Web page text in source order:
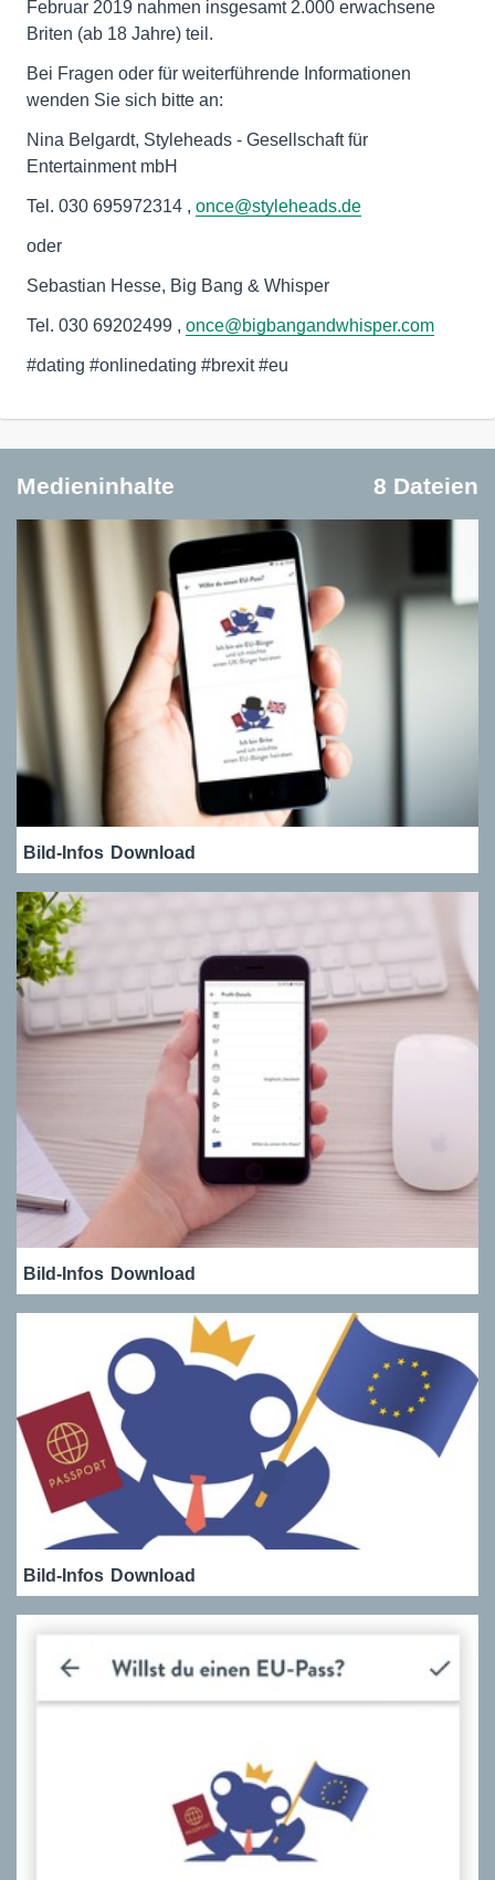
Februar 2019 nahmen insgesamt 2.000 erwachsene
Briten (ab 18 Jahre) teil.
Bei Fragen oder für weiterführende Informationen
wenden Sie sich bitte an:
Nina Belgardt, Styleheads - Gesellschaft für
Entertainment mbH
Tel. 030 695972314 , once@styleheads.de
oder
Sebastian Hesse, Big Bang & Whisper
Tel. 030 69202499 , once@bigbangandwhisper.com
#dating #onlinedating #brexit #eu
Medieninhalte 8 Dateien
Bild-Infos Download
Bild-Infos Download
Bild-Infos Download